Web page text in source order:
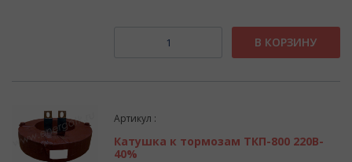
В КОРЗИНУ
Артикул :
Катушка к тормозам ТКП-800 220В-
40%